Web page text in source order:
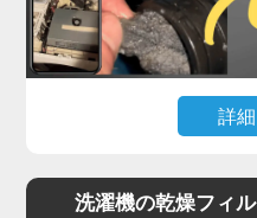
詳
ったトラブルは、柳川
洗濯機の乾燥フィ